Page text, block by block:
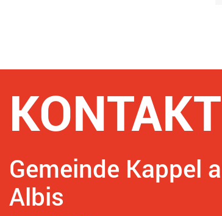
Fusszeile
KONTAKT
Gemeinde Kappel
Albis